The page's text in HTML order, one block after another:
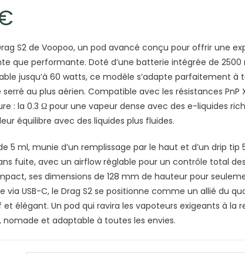
S2 de Voopoo, un pod avancé conçu pour offrir une
que performante. Doté d’une batterie intégrée de 2500
jusqu’à 60 watts, ce modèle s’adapte parfaitement à
au plus aérien. Compatible avec les résistances PnP
: la 0.3 Ω pour une vapeur dense avec des e-liquides
équilibre avec des liquides plus fluides.
5 ml, munie d’un remplissage par le haut et d’un drip tip
fuite, avec un airflow réglable pour un contrôle total
ses dimensions de 128 mm de hauteur pour
via USB-C, le Drag S2 se positionne comme un allié du
élégant. Un pod qui ravira les vapoteurs exigeants à la
et adaptable à toutes les envies.